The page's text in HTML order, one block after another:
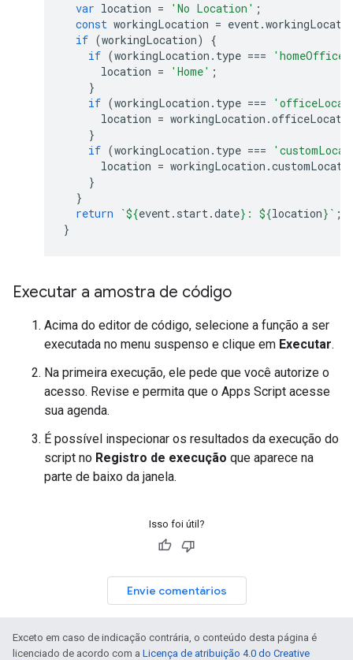
var location = 'No Location' ;
const workingLocation = event.
if (workingLocation)
{
if (workingLocation . type === 'homeOffice'
location = 'Home' ;
}
if (workingLocation . type ===
location = workingLocation .
}
if (workingLocation . type ===
location = workingLocation .
}
}
return
`${event. start.date} : ${location} ` ;
}
Executar a amostra de código
Acima do editor de código, selecione a função a ser
executada no menu suspenso e clique em Executar.
Na primeira execução, ele pede que você autorize o
acesso. Revise e permita que o Apps Script acesse
sua agenda.
É possível inspecionar os resultados da execução do
script no Registro de execução que aparece na
parte de baixo da janela.
Isso foi útil?
Envie comentários
Exceto em caso de indicação contrária, o conteúdo desta página é
licenciado de acordo com a Licença de atribuição 4.0 do Creative